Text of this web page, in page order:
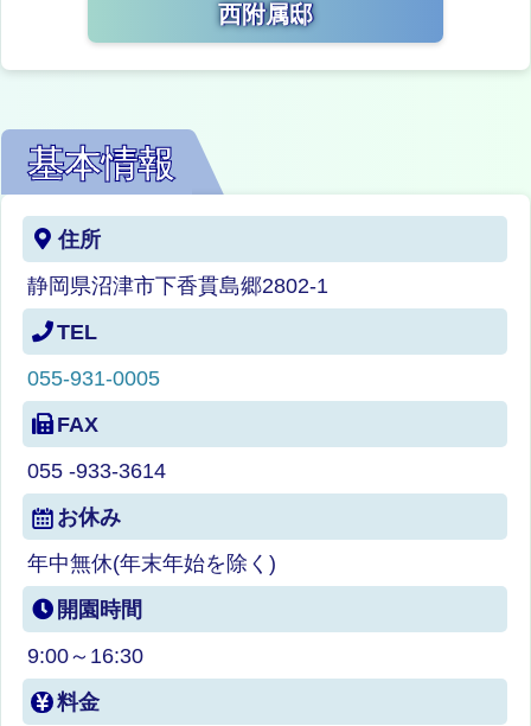
西附属邸
基本情報
住所
静岡県沼津市下香貫島郷2802-1
TEL
055-931-0005
FAX
055 -933-3614
お休み
年中無休(年末年始を除く)
開園時間
9:00～16:30
料金